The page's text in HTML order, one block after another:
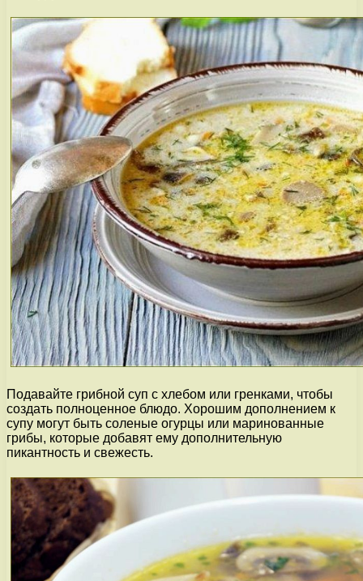
Подавайте грибной суп с хлебом или гренками, чтобы
создать полноценное блюдо. Хорошим дополнением к
супу могут быть соленые огурцы или маринованные
грибы, которые добавят ему дополнительную
пикантность и свежесть.